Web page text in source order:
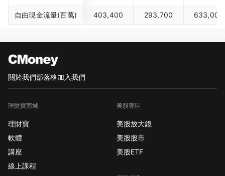
自由現金流量(百萬) 403,400 293,700 633,000
關於我們部落格加入我們
理財寶商城
理財寶
軟體
講座
線上課程
美股專區
美股放大鏡
美股股市
美股ETF